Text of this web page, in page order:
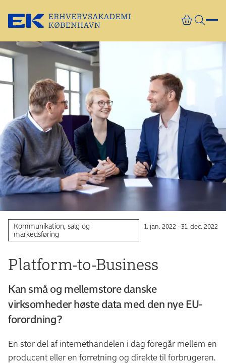
Kommunikation, salg og
markedsføring
1. jan. 2022 - 31. dec. 2022
Platform-to-Business
Kan små og mellemstore danske
virksomheder høste data med den nye EU-
forordning?
En stor del af internethandelen i dag foregår mellem en
producent eller en forretning og direkte til forbrugeren.